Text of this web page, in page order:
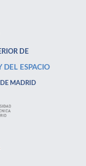
DE
DEL ESPACIO
MADRID